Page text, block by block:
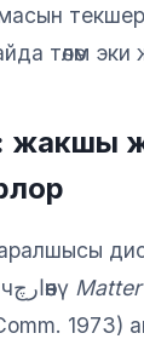
төлөм эки
жакшы
ал эми башкаруучу чارچөөнү
1973)